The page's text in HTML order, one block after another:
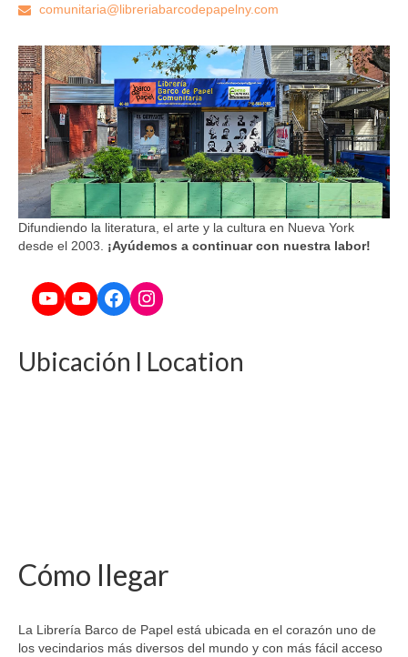
comunitaria@libreriabarcodepapelny.com
Difundiendo la literatura, el arte y la cultura en Nueva York
desde el 2003. ¡Ayúdemos a continuar con nuestra labor!
YouTube
YouTube
Facebook
Instagram
Ubicación l Location
Cómo llegar
La Librería Barco de Papel está ubicada en el corazón uno de
los vecindarios más diversos del mundo y con más fácil acceso